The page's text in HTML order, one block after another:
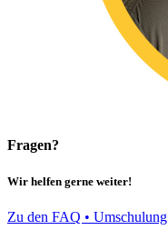
Fragen?
Wir helfen gerne weiter!
Zu den FAQ • Umschulung